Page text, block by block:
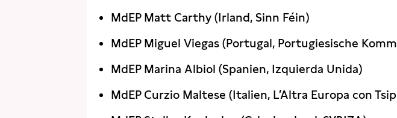
MdEP Matt Carthy (Irland, Sinn Féin)
MdEP Miguel Viegas (Portugal, Portugiesische
MdEP Marina Albiol (Spanien, Izquierda Unida)
MdEP Curzio Maltese (Italien, L’Altra Europa con